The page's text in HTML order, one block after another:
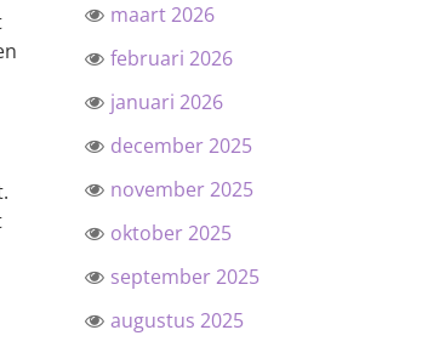
maart 2026
februari 2026
januari 2026
december 2025
november 2025
oktober 2025
september 2025
augustus 2025